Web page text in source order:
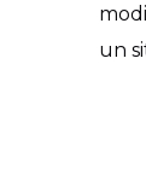
un